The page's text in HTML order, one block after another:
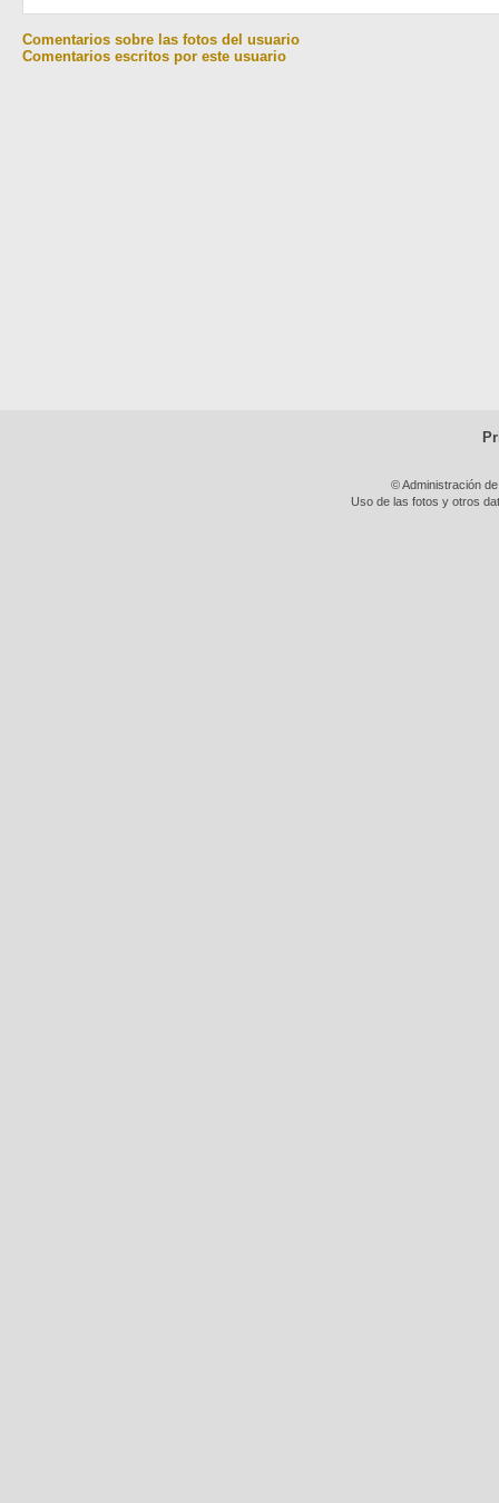
Comentarios sobre las fotos del usuario
Comentarios escritos por este usuario
© Administración
Uso de las fotos y otros